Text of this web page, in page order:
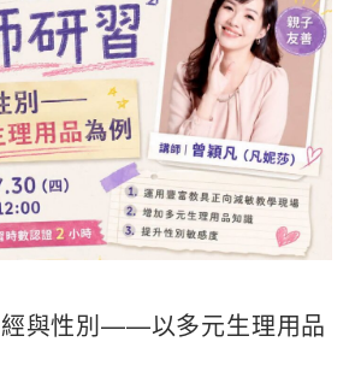
與性別——以多元生理用品